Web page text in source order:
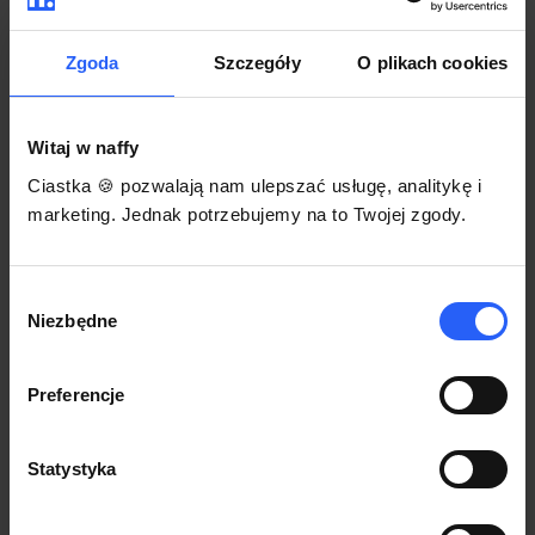
Zgoda Szczegóły O plikach cookies
Witaj w naffy
Ciastka 🍪 pozwalają nam ulepszać usługę, analitykę i
marketing. Jednak potrzebujemy na to Twojej zgody.
zgody
Niezbędne
Preferencje
Statystyka
Korzystaj na dowolnym urządzeniu z
przeglądarką Chrome
Włącz czasową promocję
3
Każdy produkt w naffy ma swój indywidualny link.
gdzie się nim podzielisz z odbiorcami.